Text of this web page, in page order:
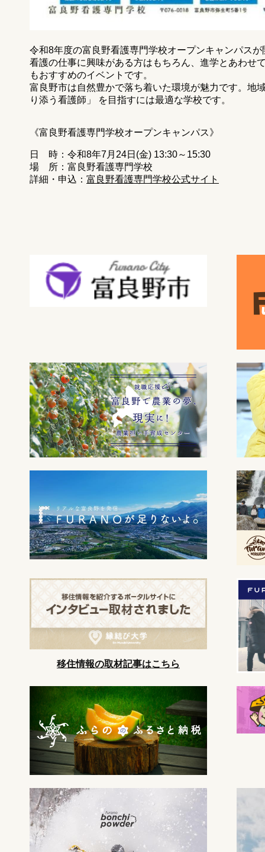
令和8年度の富良野看護専門学校オープンキャンパス
看護の仕事に興味がある方はもちろん、進学とあわせ
もおすすめのイベントです。
富良野市は自然豊かで落ち着いた環境が魅力です。地
り添う看護師」 を目指すには最適な学校です。
《富良野看護専門学校オープンキャンパス》
日 時：令和8年7月24日(金) 13:30～15:30
場 所：富良野看護専門学校
詳細・申込： 富良野看護専門学校公式サイト
移住情報の取材記事はこちら